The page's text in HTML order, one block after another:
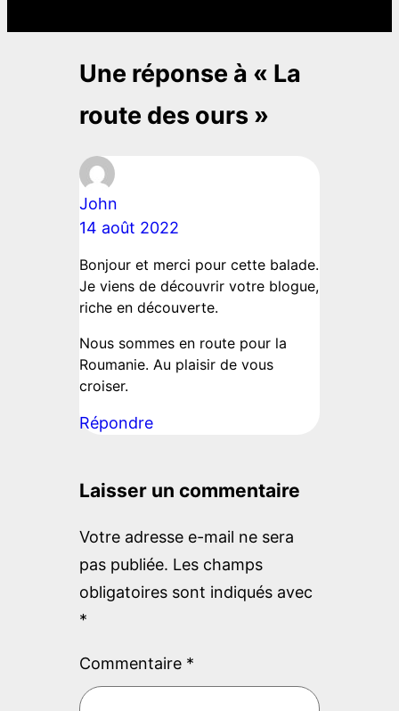
r
Une réponse à « La
route des ours »
John
14 août 2022
Bonjour et merci pour cette balade.
Je viens de découvrir votre blogue,
riche en découverte.
Nous sommes en route pour la
Roumanie. Au plaisir de vous
croiser.
Répondre
Laisser un commentaire
Votre adresse e-mail ne sera
pas publiée. Les champs
obligatoires sont indiqués avec
*
Commentaire *